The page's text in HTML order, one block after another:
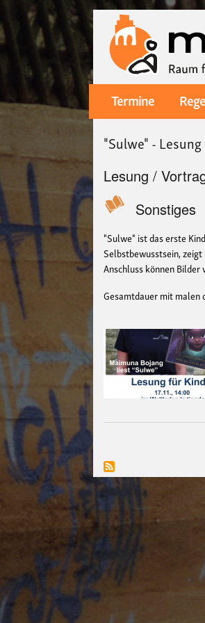
Main
navigation
Termine
"Sulwe" -
Lesung /
Sonstiges
"Sulwe" ist das erste
Selbstbewusstsein,
Anschluss können
Gesamtdauer mit malen